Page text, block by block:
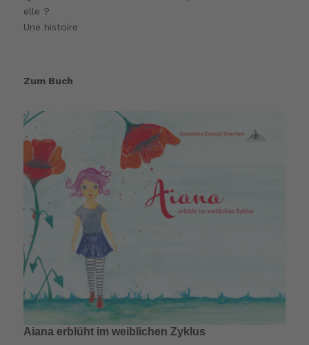
elle ?
Une histoire
Zum Buch
Aiana erblüht im weiblichen Zyklus